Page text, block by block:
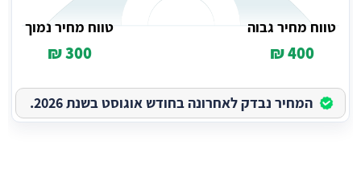
טווח מחיר גבוה
400 ₪
טווח מחיר נמוך
300 ₪
המחיר נבדק לאחרונה בחודש אוגוסט בשנת 2026.